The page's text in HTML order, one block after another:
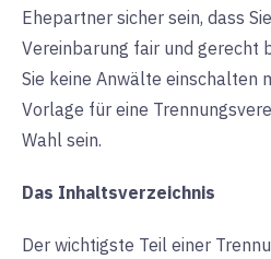
Ehepartner sicher sein, dass
Vereinbarung fair und gerecht
Sie keine Anwälte einschalten
Vorlage für eine
Wahl sein.
Das Inhaltsverzeichnis
Der wichtigste Teil einer